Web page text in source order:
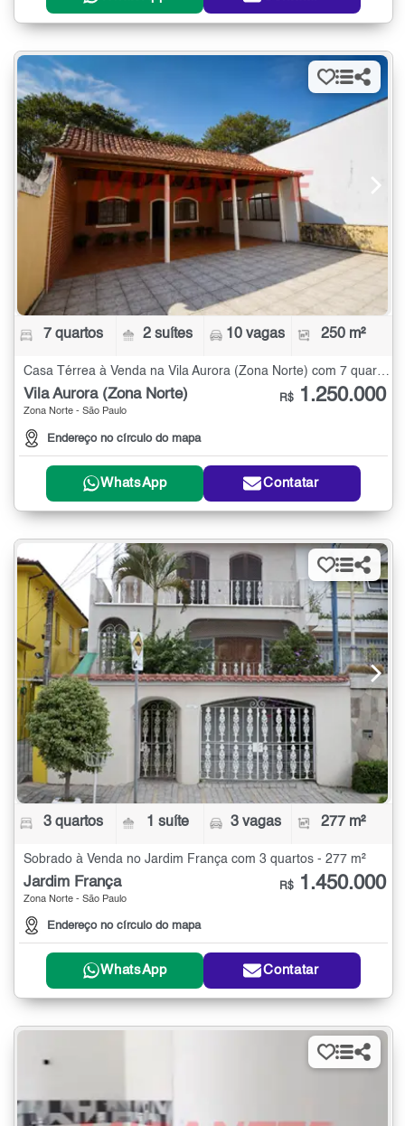
7 quartos 2 suítes 10 vagas 250 m²
Casa Térrea à Venda na Vila Aurora (Zona Norte) com 7 quartos - 250 m²
Vila Aurora (Zona Norte)
Zona Norte - São Paulo
Endereço no círculo do mapa
R$ 1.250.000
WhatsApp Contatar
3 quartos 1 suíte 3 vagas 277 m²
Sobrado à Venda no Jardim França com 3 quartos - 277 m²
Jardim França
Zona Norte - São Paulo
Endereço no círculo do mapa
R$ 1.450.000
WhatsApp Contatar